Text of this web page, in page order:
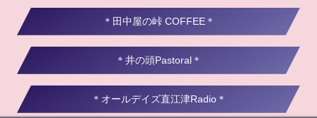
＊田中屋の峠 COFFEE＊
＊井の頭Pastoral＊
＊オールデイズ直江津Radio＊